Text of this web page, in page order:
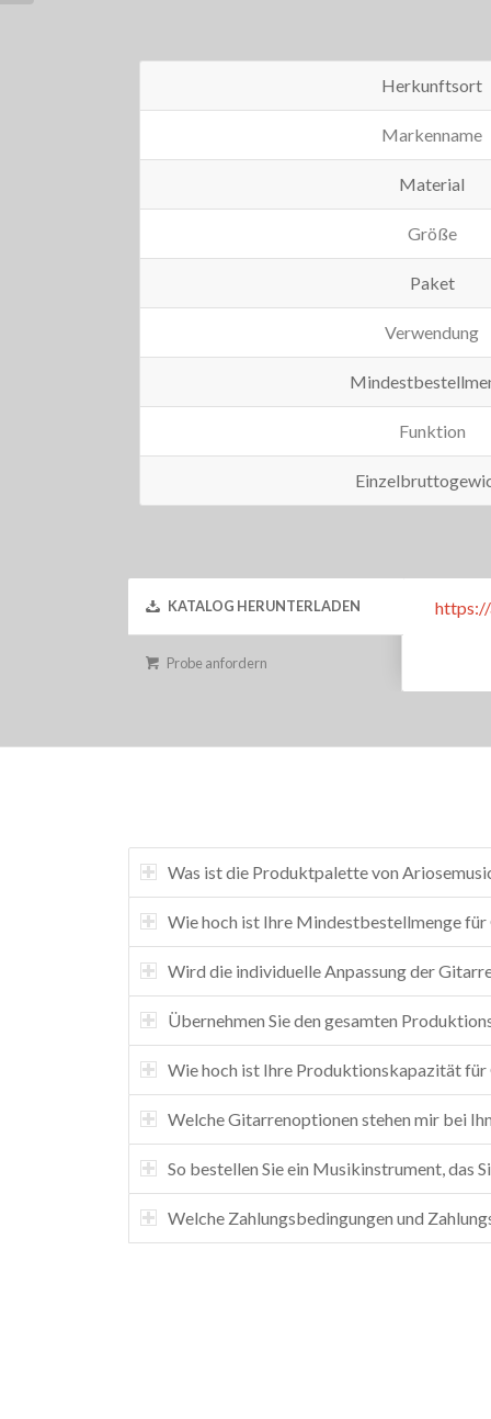
Herkunftsort
Markenname
Material
Größe
Paket
Verwendung
Funktion
KATALOG HERUNTERLADEN
Probe anfordern
Was ist die Produktpalette von
Wie hoch ist Ihre Mindestbestellmenge
Wird die individuelle Anpassung der
Übernehmen Sie den gesamten
Wie hoch ist Ihre Produktionskapazität für
Welche Gitarrenoptionen stehen mir bei
So bestellen Sie ein Musikinstrument, das
Welche Zahlungsbedingungen und